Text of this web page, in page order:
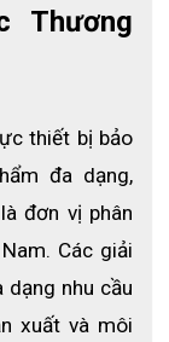
lực khi có va
động trực tiếp
Thương
thiết bị bảo
đa dạng,
đơn vị phân
Các giải
dạng nhu cầu
xuất và môi